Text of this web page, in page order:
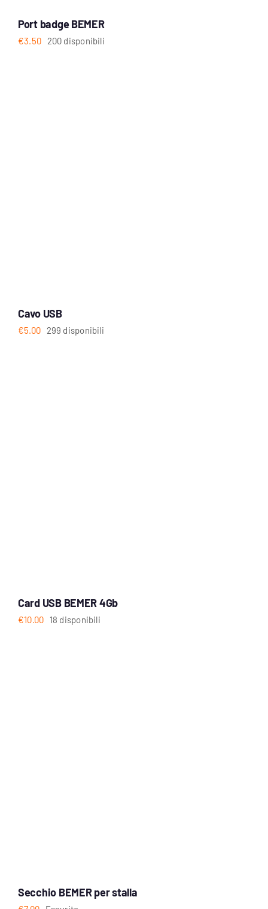
Port badge BEMER
€3.50 200 disponibili
Cavo USB
€5.00 299 disponibili
Card USB BEMER 4Gb
€10.00 18 disponibili
Secchio BEMER per stalla